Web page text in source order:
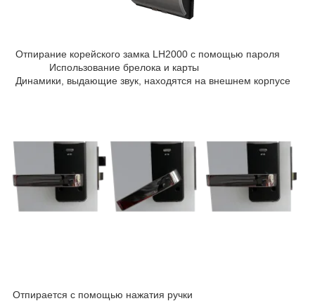
Отпирание корейского замка LH2000 с помощью пароля
Использование брелока и карты
Динамики, выдающие звук, находятся на внешнем корпусе
Отпирается с помощью нажатия ручки